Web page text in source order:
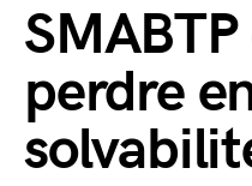
perdre